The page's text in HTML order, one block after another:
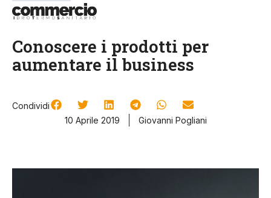
Conoscere i prodotti per
aumentare il business
Condividi
10 Aprile 2019
Giovanni Pogliani